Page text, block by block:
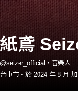
紙鳶
@seizer_official・音樂人
台中市・於 2024 年 8 月